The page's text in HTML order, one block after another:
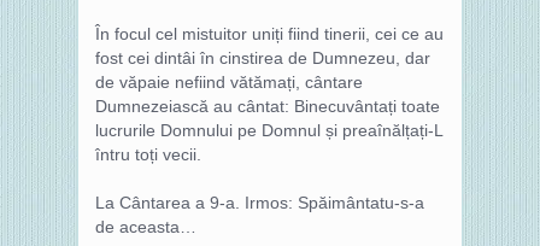
În focul cel mistuitor uniți fiind tinerii, cei ce au
fost cei dintâi în cinstirea de Dumnezeu, dar
de văpaie nefiind vătămați, cântare
Dumnezeiască au cântat: Binecuvântați toate
lucrurile Domnului pe Domnul și preaînălțați-L
întru toți vecii.
La Cântarea a 9-a. Irmos: Spăimântatu-s-a
de aceasta…